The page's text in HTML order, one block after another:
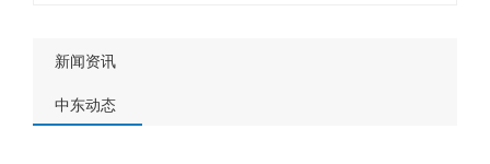
新闻资讯
中东动态